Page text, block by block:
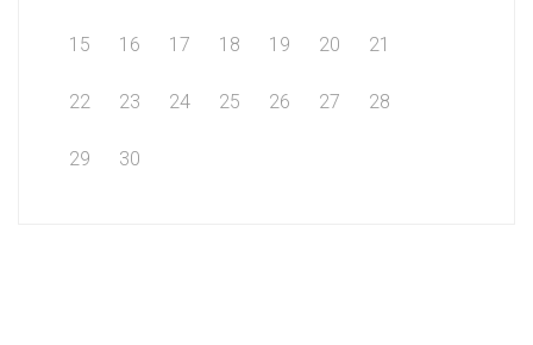
15 16 17 18 19 20 21
22 23 24 25 26 27 28
29 30